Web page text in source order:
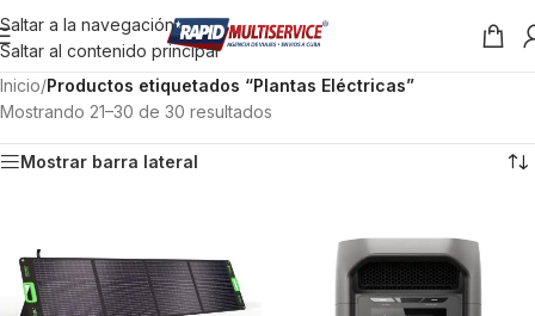
Saltar a la navegación
Saltar al contenido principal
Inicio/Productos etiquetados “Plantas Eléctricas”
Mostrando 21–30 de 30 resultados
Mostrar barra lateral